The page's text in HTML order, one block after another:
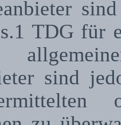
TDG für
sind